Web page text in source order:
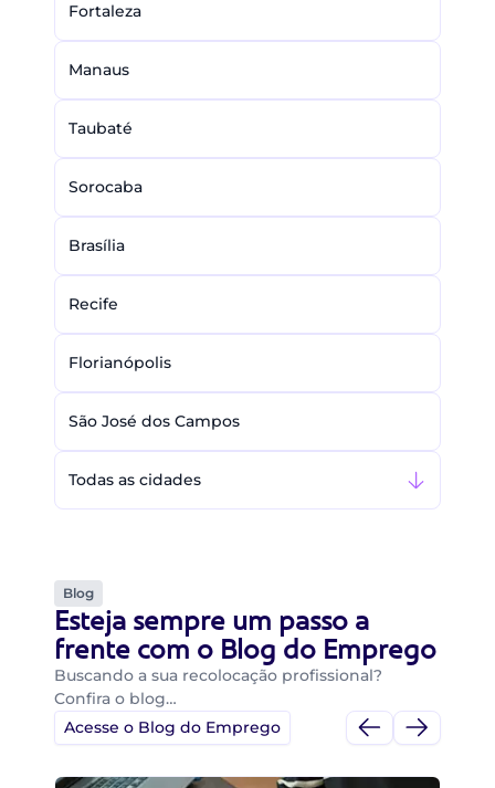
Fortaleza
Manaus
Taubaté
Sorocaba
Brasília
Recife
Florianópolis
São José dos Campos
Todas as cidades
Blog
Esteja sempre um passo a
frente com o Blog do Emprego
Buscando a sua recolocação profissional?
Confira o blog…
Acesse o Blog do Emprego